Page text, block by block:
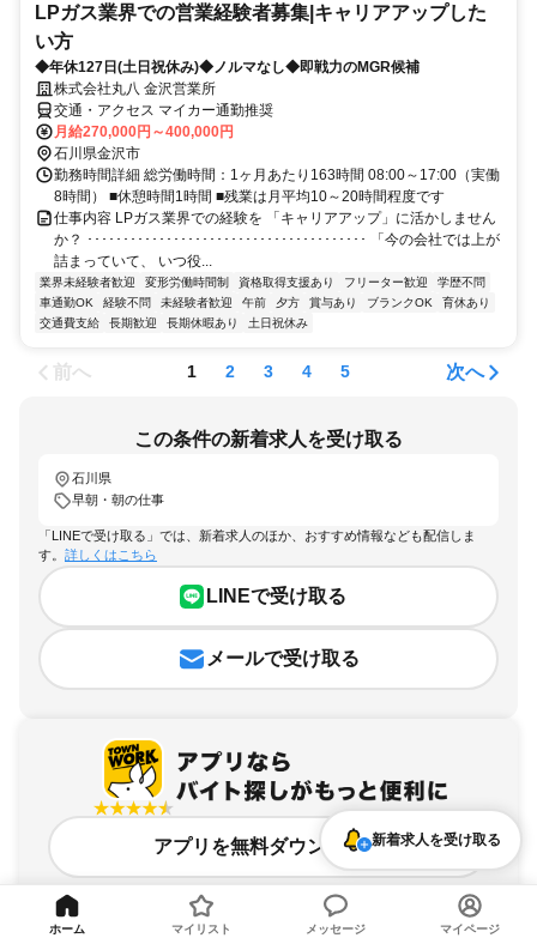
LPガス業界での営業経験者募集|キャリアアップした
い方
◆年休127日(土日祝休み)◆ノルマなし◆即戦力のMGR候補
株式会社丸八 金沢営業所
交通・アクセス マイカー通勤推奨
月給270,000円～400,000円
石川県金沢市
勤務時間詳細 総労働時間：1ヶ月あたり163時間 08:00～17:00（実働
8時間） ■休憩時間1時間 ■残業は月平均10～20時間程度です
仕事内容 LPガス業界での経験を 「キャリアアップ」に活かしません
か？ ･･･････････････････････････････････････ 「今の会社では上が
詰まっていて、 いつ役...
業界未経験者歓迎 変形労働時間制 資格取得支援あり フリーター歓迎
学歴不問
車通勤OK
経験不問 未経験者歓迎 午前 夕方 賞与あり ブランクOK
育休あり
交通費支給
長期歓迎 長期休暇あり 土日祝休み
前へ 1 2 3 4 5 次へ
この条件の新着求人を受け取る
石川県
早朝・朝の仕事
「LINEで受け取る」では、新着求人のほか、おすすめ情報なども配信しま
す。 詳しくはこちら
LINEで受け取る
メールで受け取る
アプリを無料ダウンロード新着求人を受け取る
ホーム マイリスト メッセージ マイページ